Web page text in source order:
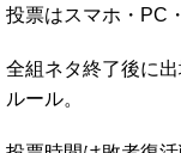
投票はスマホ・PC
全組ネタ終了後に
ルール。